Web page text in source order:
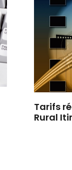
Tarifs
Rural